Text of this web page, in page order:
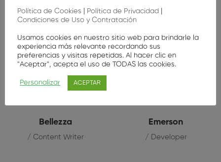
Nuestros oradores
Bellezza
/ Content Writer
Emerson
/ Developer
Política de Cookies Política de Privacidad
Condiciones de Uso y Contratación
Usamos cookies en nuestro sitio web para brindarle la
experiencia más relevante recordando sus
preferencias y visitas repetidas. Al hacer clic en
"Aceptar", acepta el uso de TODAS las cookies.
Personalizar ACEPTAR